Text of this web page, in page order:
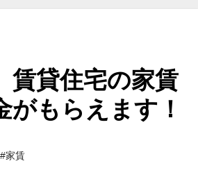
賃貸住宅の家賃
がもらえます！
#家賃